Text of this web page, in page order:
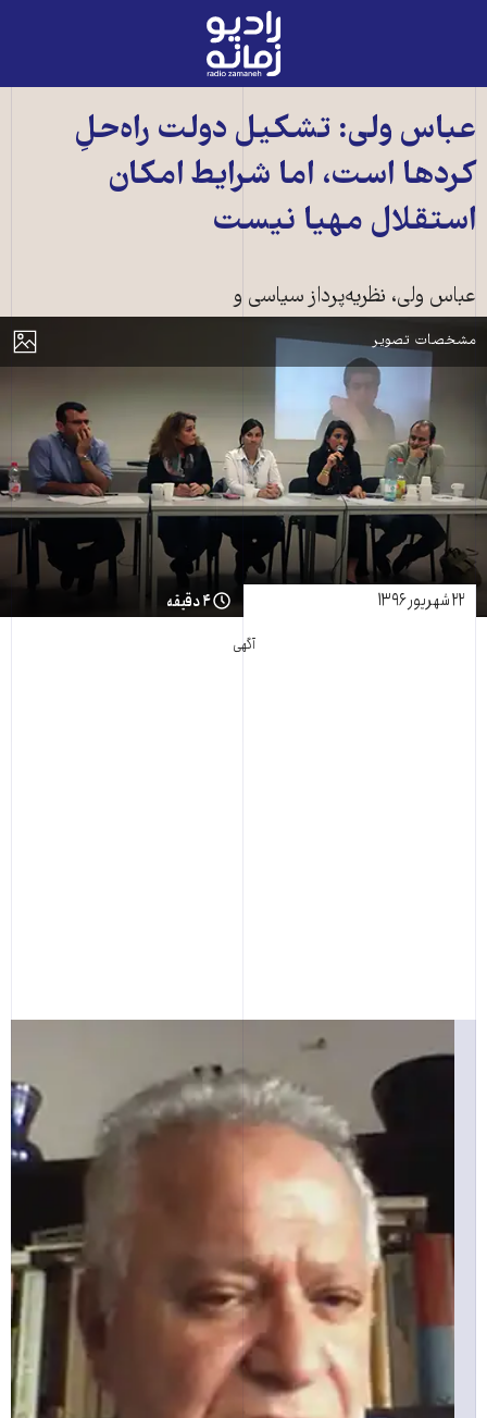
رادیو
زمانه
به
صفحه
اصلی
عباس ولی: تشکیل دولت راه‌حلِ
کردها است، اما شرایط امکان
استقلال مهیا نیست
عباس ولی، نظریه‌پرداز سیاسی و
نمایش
مشخصات تصویر
کمال چومانی از طریق اسکایپ در کنار دیگر سخنران‌های جلسه
۲۲ شهریور ۱۳۹۶ ۴ دقیقه
آگهی